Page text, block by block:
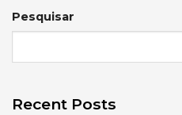
Pesquisar
Recent Posts